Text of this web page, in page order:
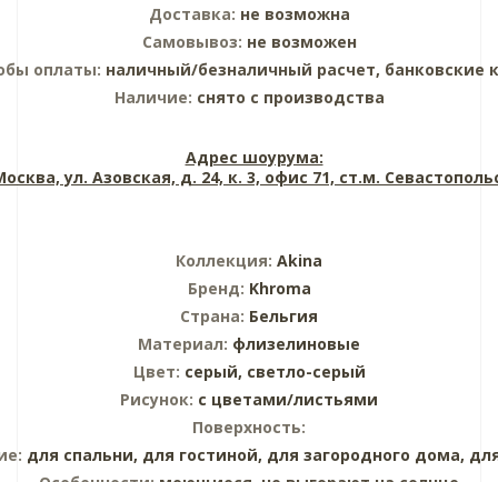
Доставка: не возможна
Самовывоз: не возможен
оплаты: наличный/безналичный расчет, банковские
Наличие: снято с производства
Адрес шоурума:
ул. Азовская, д. 24, к. 3, офис 71, ст.м.
Коллекция: Akina
Бренд: Khroma
Страна: Бельгия
Материал: флизелиновые
Цвет: серый, светло-серый
Рисунок: с цветами/листьями
Поверхность:
для спальни, для гостиной, для загородного дома,